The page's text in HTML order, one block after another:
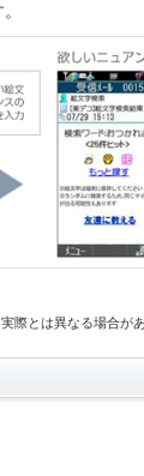
際とは異なる場合があ